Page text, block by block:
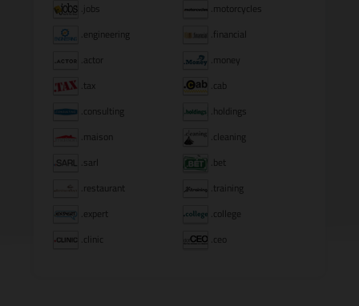
.jobs
.motorcycles
.engineering
.financial
.actor
.money
.tax
.cab
.consulting
.holdings
.maison
.cleaning
.sarl
.bet
.restaurant
.training
.expert
.college
.clinic
.ceo